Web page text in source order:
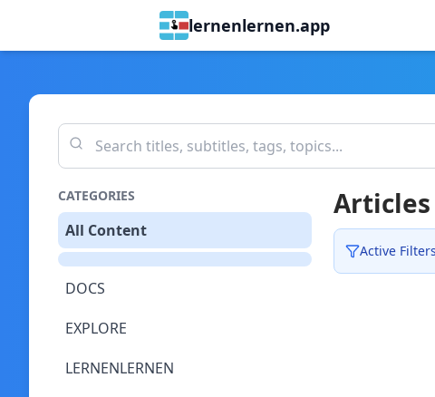
lernenlernen.app
CATEGORIES
All Content
DOCS
EXPLORE
LERNENLERNEN
Articles
Active